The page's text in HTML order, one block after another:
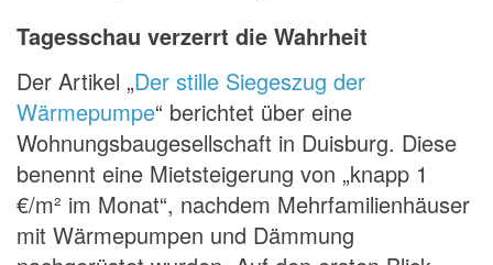
Tagesschau verzerrt die Wahrheit
Der Artikel „Der stille Siegeszug der
Wärmepumpe“ berichtet über eine
Wohnungsbaugesellschaft in Duisburg. Diese
benennt eine Mietsteigerung von „knapp 1
€/m² im Monat“, nachdem Mehrfamilienhäuser
mit Wärmepumpen und Dämmung